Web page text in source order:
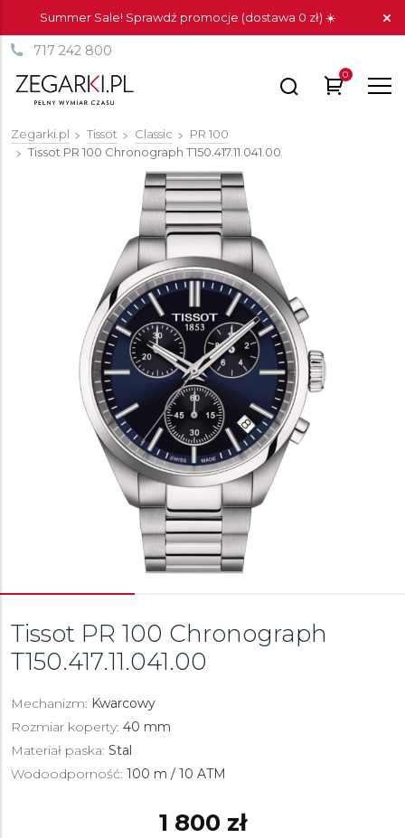
Summer Sale! Sprawdź promocje (dostawa 0 zł) ☀️
717 242 800
0
Zegarki.pl Tissot Classic
PR 100
Tissot PR 100 Chronograph T150.417.11.041.00
Tissot PR 100 Chronograph
T150.417.11.041.00
Mechanizm: Kwarcowy
Rozmiar koperty: 40 mm
Materiał paska: Stal
Wodoodporność: 100 m / 10 ATM
1 800 zł